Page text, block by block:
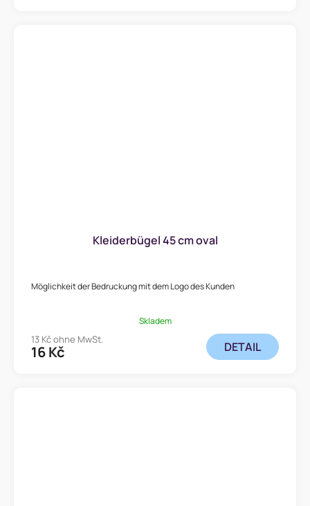
Kleiderbügel 45 cm oval
Möglichkeit der Bedruckung mit dem Logo des Kunden
Skladem
13 Kč ohne MwSt.
16 Kč DETAIL